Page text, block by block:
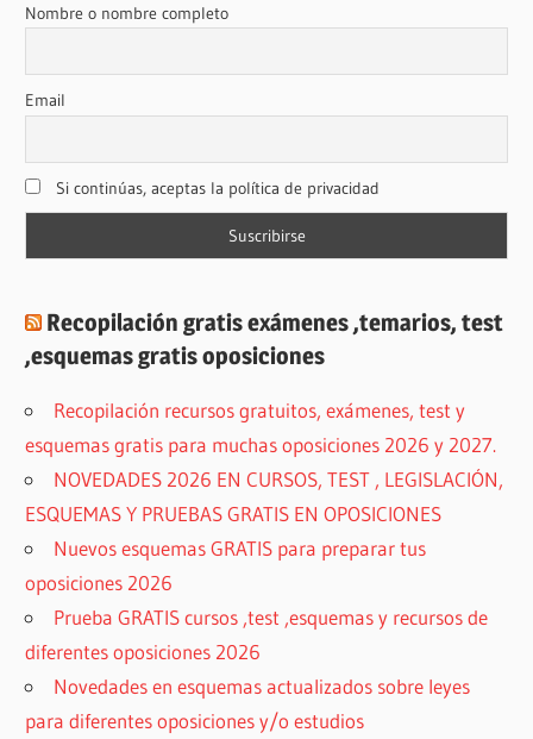
Nombre o nombre completo
Email
Si continúas, aceptas la política de privacidad
Recopilación gratis exámenes ,temarios, test
,esquemas gratis oposiciones
Recopilación recursos gratuitos, exámenes, test y
esquemas gratis para muchas oposiciones 2026 y 2027.
NOVEDADES 2026 EN CURSOS, TEST , LEGISLACIÓN,
ESQUEMAS Y PRUEBAS GRATIS EN OPOSICIONES
Nuevos esquemas GRATIS para preparar tus
oposiciones 2026
Prueba GRATIS cursos ,test ,esquemas y recursos de
diferentes oposiciones 2026
Novedades en esquemas actualizados sobre leyes
para diferentes oposiciones y/o estudios